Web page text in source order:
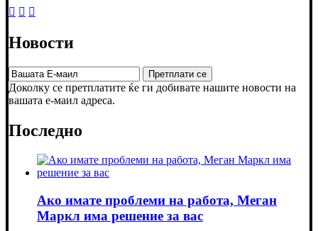
Новости
Доколку се претплатите ќе ги добивате нашите новости на
вашата е-маил адреса.
Последно
Ако имате проблеми на работа, Меган
Маркл има решение за вас